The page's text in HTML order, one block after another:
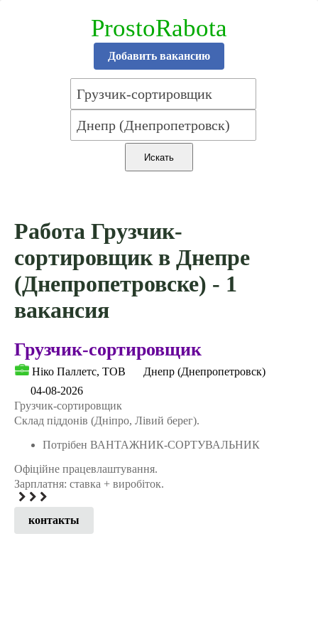
ProstoRabota
Добавить вакансию
Работа Грузчик-
сортировщик в Днепре
(Днепропетровске) - 1
вакансия
Грузчик-сортировщик
Нiко Паллетс, ТОВ
Днепр (Днепропетровск)
04-08-2026
Грузчик-сортировщик
Склад піддонів (Дніпро, Лівий берег).
Потрібен ВАНТАЖНИК-СОРТУВАЛЬНИК
Офіційне працевлаштування.
Зарплатня: ставка + виробіток.
контакты